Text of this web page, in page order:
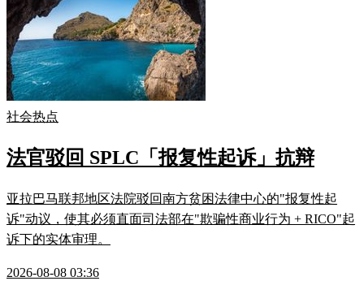
社会热点
法官驳回 SPLC「报复性起诉」抗辩
亚拉巴马联邦地区法院驳回南方贫困法律中心的"报复性起
诉"动议，使其必须直面司法部在"欺骗性商业行为 + RICO"起
诉下的实体审理。
2026-08-08 03:36